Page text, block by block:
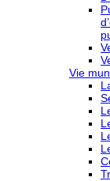
Vie